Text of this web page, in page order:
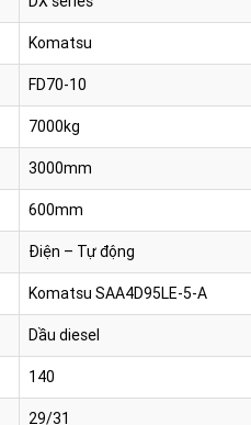
Komatsu
FD70-10
7000kg
3000mm
600mm
Điện – Tự động
Komatsu SAA4D95LE-5-A
Dầu diesel
140
29/31